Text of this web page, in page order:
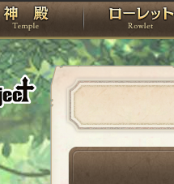
PandoraPartyProject
神殿